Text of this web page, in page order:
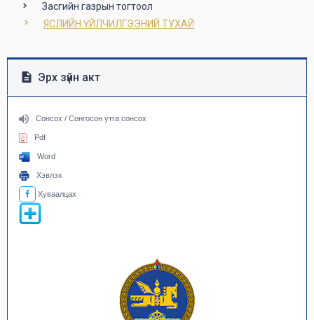
Засгийн газрын тогтоол
ЯСЛИЙН ҮЙЛЧИЛГЭЭНИЙ ТУХАЙ
Эрх зүйн акт
Сонсох / Сонгосон утга сонсох
Pdf
Word
Хэвлэх
Хуваалцах